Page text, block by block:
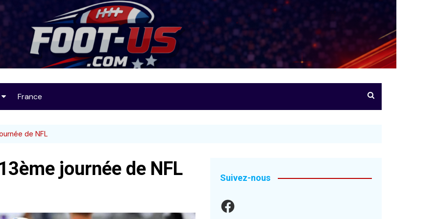
Foot-US
France
de NFL
journée de NFL Suivez-nous
Facebook